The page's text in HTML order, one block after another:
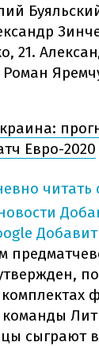
21.
Роман
Евро-2020
команды
сыграют